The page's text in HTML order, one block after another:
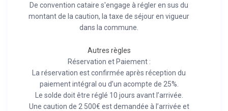
De convention cataire s'engage à régler en sus du
montant de la caution, la taxe de séjour en vigueur
dans la commune.
Autres règles
Réservation et Paiement :
La réservation est confirmée après réception du
paiement intégral ou d’un acompte de 25%.
Le solde doit être réglé 10 jours avant l’arrivée.
Une caution de 2 500€ est demandée à l’arrivée et